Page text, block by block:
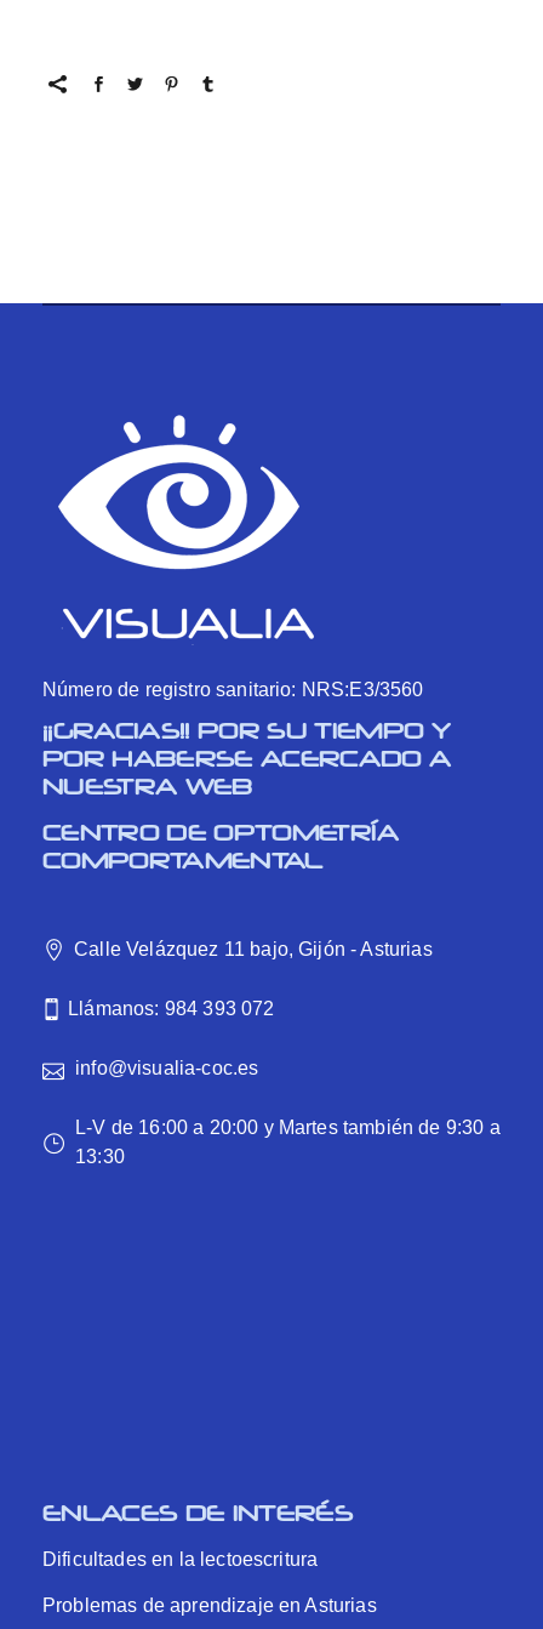
Número de registro sanitario: NRS:E3/3560
¡¡GRACIAS!! POR SU TIEMPO Y
POR HABERSE ACERCADO A
NUESTRA WEB
CENTRO DE OPTOMETRÍA
COMPORTAMENTAL
Calle Velázquez 11 bajo, Gijón - Asturias
Llámanos: 984 393 072
info@visualia-coc.es
L-V de 16:00 a 20:00 y Martes también de 9:30 a
13:30
ENLACES DE INTERÉS
Dificultades en la lectoescritura
Problemas de aprendizaje en Asturias